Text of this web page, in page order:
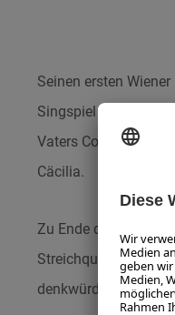
Seinen ersten
Singspiel „Die
Vaters Constanze
Cäcilia.
Zu Ende des Jahres
Streichquartette KV
denkwürdigen